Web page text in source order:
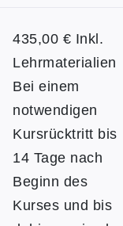
435,00 € Inkl.
Lehrmaterialien
Bei einem
notwendigen
Kursrücktritt bis
14 Tage nach
Beginn des
Kurses und bis